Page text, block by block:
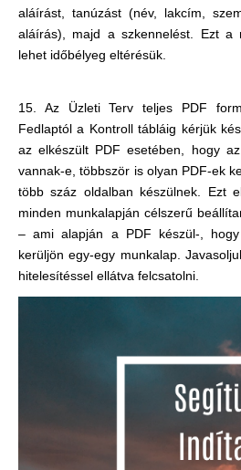
aláírást, tanúzást (név, lakcím,
aláírás), majd a szkennelést. Ezt a
lehet időbélyeg eltérésük.
15. Az Üzleti Terv teljes PDF
Fedlaptól a Kontroll tábláig kérjük
az elkészült PDF esetében, hogy
vannak-e, többször is olyan PDF-ek
több száz oldalban készülnek. Ezt
minden munkalapján célszerű
– ami alapján a PDF készül-,
kerüljön egy-egy munkalap.
hitelesítéssel ellátva felcsatolni.